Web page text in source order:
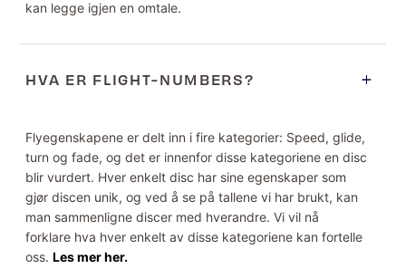
kan legge igjen en omtale.
HVA ER FLIGHT-NUMBERS?
Flyegenskapene er delt inn i fire kategorier: Speed, glide,
turn og fade, og det er innenfor disse kategoriene en disc
blir vurdert. Hver enkelt disc har sine egenskaper som
gjør discen unik, og ved å se på tallene vi har brukt, kan
man sammenligne discer med hverandre. Vi vil nå
forklare hva hver enkelt av disse kategoriene kan fortelle
oss.Les mer her.